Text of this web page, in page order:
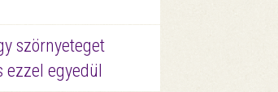
szörnyeteget
ezzel egyedül